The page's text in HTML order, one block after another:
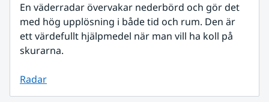
En väderradar övervakar nederbörd och gör det
med hög upplösning i både tid och rum. Den är
ett värdefullt hjälpmedel när man vill ha koll på
skurarna.
Radar